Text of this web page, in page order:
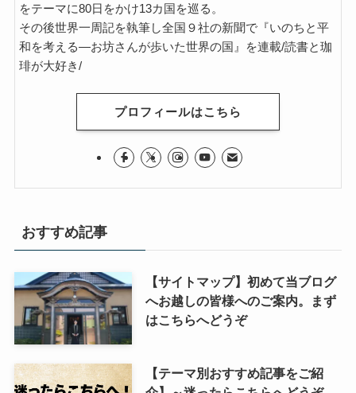
をテーマに80日をかけ13カ国を巡る。
その後世界一周記を執筆し全国９社の新聞で『いのちと平
和を考える―お坊さんが歩いた世界の国』を連載/読書と珈
琲が大好き/
プロフィールはこちら
おすすめ記事
【サイトマップ】初めて当ブログ
へお越しの皆様へのご案内。まず
はこちらへどうぞ
【テーマ別おすすめ記事をご紹